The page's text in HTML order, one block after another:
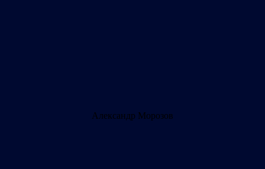
Александр Морозов